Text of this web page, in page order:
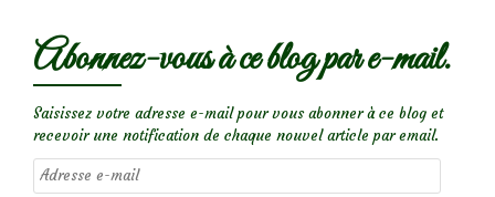
Abonnez-vous à ce blog par e-mail.
Saisissez votre adresse e-mail pour vous abonner à ce blog et
recevoir une notification de chaque nouvel article par email.
Adresse
e-